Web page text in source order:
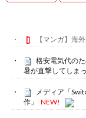
【マンガ】海
格安電気代の
暑が直撃してしま
メディア「
作」
NEW!